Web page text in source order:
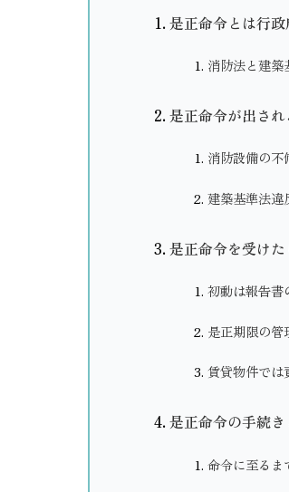
是正命令とは行
消防法と建築
是正命令が出さ
消防設備の不
建築基準法違
是正命令を受け
初動は報告書
是正期限の管
賃貸物件では
是正命令の手続
命令に至るま